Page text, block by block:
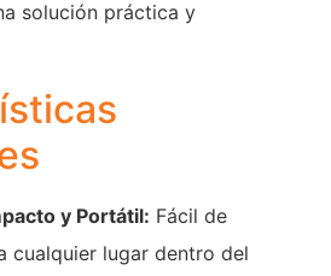
solución práctica y
y Portátil: Fácil de
cualquier lugar dentro del